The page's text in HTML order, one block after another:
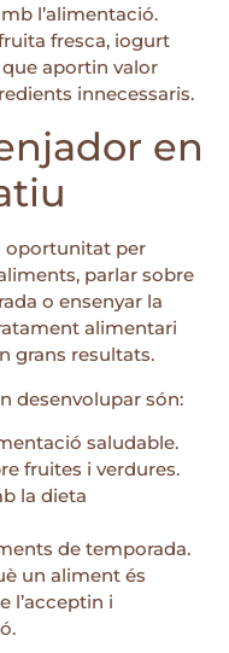
l’alimentació.
fresca, iogurt
aportin valor
innecessaris.
en
oportunitat per
parlar sobre
o ensenyar la
alimentari
grans resultats.
desenvolupar són:
saludable.
fruites i verdures.
la dieta
de temporada.
un aliment és
l’acceptin i